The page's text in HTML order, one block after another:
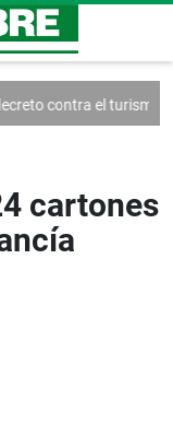
el turismo
cartones